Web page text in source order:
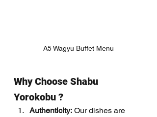
A5 Wagyu Buffet Menu
Why Choose Shabu
Yorokobu ?
Authenticity: Our dishes are